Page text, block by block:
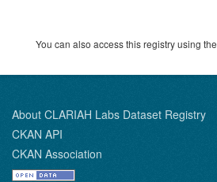
You can also access this registry using the
About CLARIAH Labs Dataset Registry
CKAN API
CKAN Association